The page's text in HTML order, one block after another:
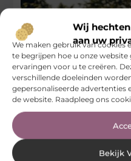
Wij
aan uw
We maken gebruik van cookies
te begrijpen hoe u onze
ervaringen voor u te creëren.
verschillende doeleinden
gepersonaliseerde advertenties
de website. Raadpleeg ons
Bekijk
Occasion Harderwijk:
Het vinden van de perfecte